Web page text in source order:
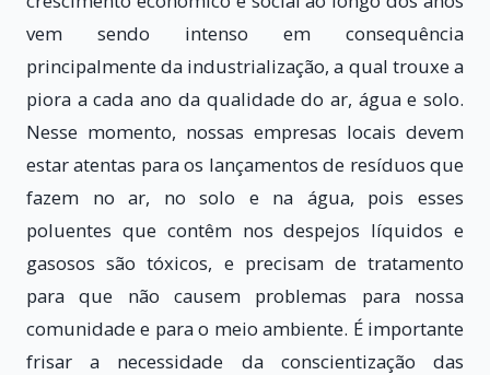
vem sendo intenso em consequência
principalmente da industrialização, a qual trouxe a
piora a cada ano da qualidade do ar, água e solo.
Nesse momento, nossas empresas locais devem
estar atentas para os lançamentos de resíduos que
fazem no ar, no solo e na água, pois esses
poluentes que contêm nos despejos líquidos e
gasosos são tóxicos, e precisam de tratamento
para que não causem problemas para nossa
comunidade e para o meio ambiente. É importante
frisar a necessidade da conscientização das